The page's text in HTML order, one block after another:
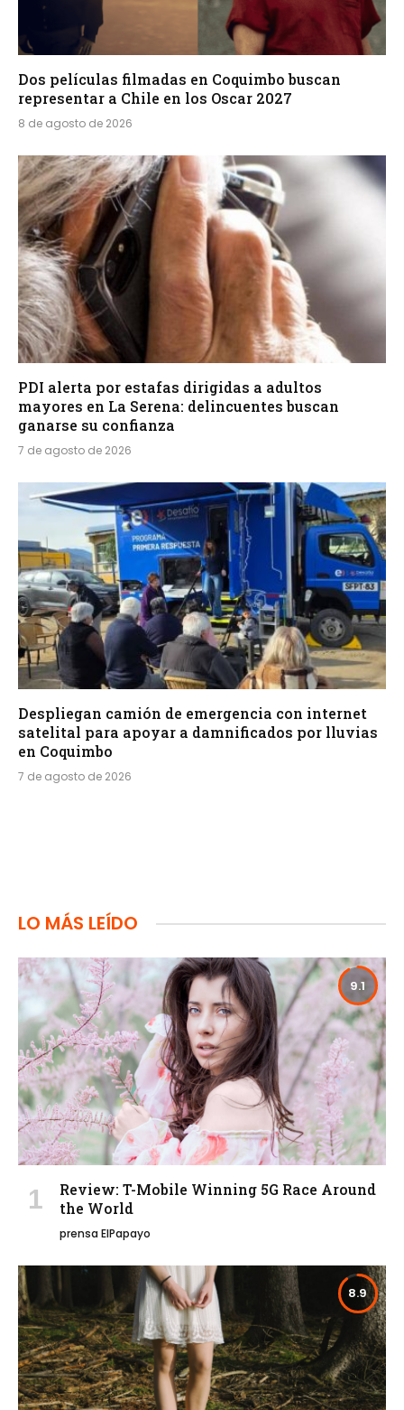
Dos películas filmadas en Coquimbo buscan
representar a Chile en los Oscar 2027
8 de agosto de 2026
PDI alerta por estafas dirigidas a adultos
mayores en La Serena: delincuentes buscan
ganarse su confianza
7 de agosto de 2026
Despliegan camión de emergencia con internet
satelital para apoyar a damnificados por lluvias
en Coquimbo
7 de agosto de 2026
LO MÁS LEÍDO
9.1
Review: T-Mobile Winning 5G Race Around
the World
prensa ElPapayo
8.9